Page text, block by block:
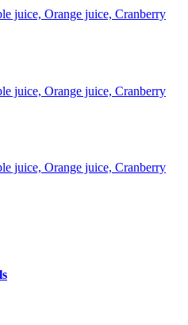
juice, Orange juice, Cranberry
juice, Orange juice, Cranberry
juice, Orange juice, Cranberry